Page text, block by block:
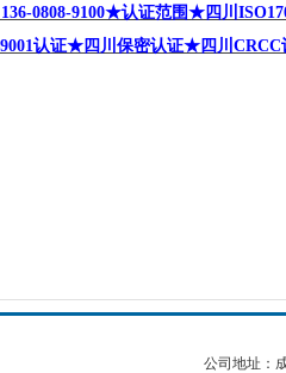
136-0808-9100★认证范围★四川
认证★四川保密认证★四川 CRCC
公司地址：